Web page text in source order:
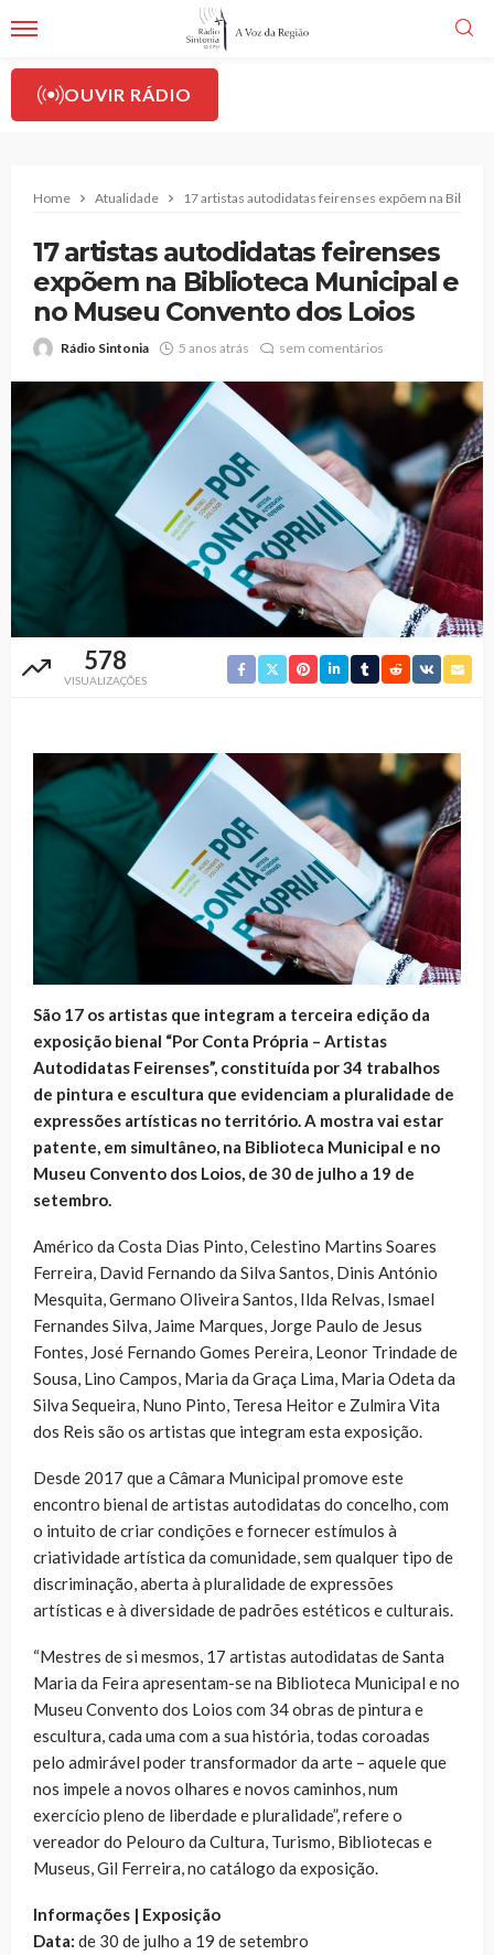
OUVIR RÁDIO
Home Atualidade 17 artistas autodidatas feirenses expõem na
17 artistas autodidatas feirenses
expõem na Biblioteca Municipal e
no Museu Convento dos Loios
Rádio Sintonia 5 anos atrás sem comentários
578
VISUALIZAÇÕES
São 17 os artistas que integram a terceira edição da
exposição bienal “Por Conta Própria – Artistas
Autodidatas Feirenses”, constituída por 34 trabalhos
de pintura e escultura que evidenciam a pluralidade de
expressões artísticas no território. A mostra vai estar
patente, em simultâneo, na Biblioteca Municipal e no
Museu Convento dos Loios, de 30 de julho a 19 de
setembro.
Américo da Costa Dias Pinto, Celestino Martins Soares
Ferreira, David Fernando da Silva Santos, Dinis António
Mesquita, Germano Oliveira Santos, Ilda Relvas, Ismael
Fernandes Silva, Jaime Marques, Jorge Paulo de Jesus
Fontes, José Fernando Gomes Pereira, Leonor Trindade de
Sousa, Lino Campos, Maria da Graça Lima, Maria Odeta da
Silva Sequeira, Nuno Pinto, Teresa Heitor e Zulmira Vita
dos Reis são os artistas que integram esta exposição.
Desde 2017 que a Câmara Municipal promove este
encontro bienal de artistas autodidatas do concelho, com
o intuito de criar condições e fornecer estímulos à
criatividade artística da comunidade, sem qualquer tipo de
discriminação, aberta à pluralidade de expressões
artísticas e à diversidade de padrões estéticos e culturais.
“Mestres de si mesmos, 17 artistas autodidatas de Santa
Maria da Feira apresentam-se na Biblioteca Municipal e no
Museu Convento dos Loios com 34 obras de pintura e
escultura, cada uma com a sua história, todas coroadas
pelo admirável poder transformador da arte – aquele que
nos impele a novos olhares e novos caminhos, num
exercício pleno de liberdade e pluralidade”, refere o
vereador do Pelouro da Cultura, Turismo, Bibliotecas e
Museus, Gil Ferreira, no catálogo da exposição.
Informações | Exposição
Data: de 30 de julho a 19 de setembro